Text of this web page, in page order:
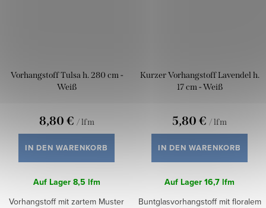
Vorhangstoff Tulsa h. 280 cm -
Weiß
8,80 € / lfm
IN DEN WARENKORB
Auf Lager8,5 lfm
Vorhangstoff mit zartem Muster
Kurzer Vorhangstoff Lavendel h.
17 cm - Weiß
5,80 € / lfm
IN DEN WARENKORB
Auf Lager16,7 lfm
Buntglasvorhangstoff mit floralem